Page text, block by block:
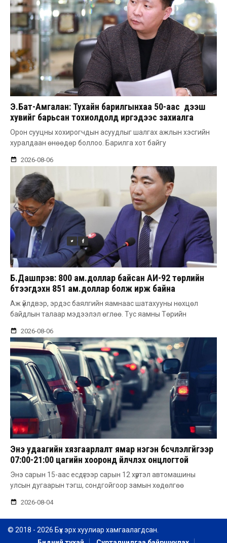
Э.Бат-Амгалан: Тухайн барилгынхаа 50-аас дээш
хувийг барьсан тохиолдолд иргэдээс захиалга
авдаг болгоно
Орон сууцны хохирогчдын асуудлыг шалгах ажлын хэсгийн
хуралдаан өнөөдөр боллоо. Барилга хот байгу
2026-08-06
Б.Дашпүрэв: 800 ам.доллар байсан АИ-92 төрлийн
бүтээгдэхүүн 851 ам.доллар болж ирж байна
Аж үйлдвэр, эрдэс баялгийн яамнаас шатахууны нөхцөл
байдлын талаар мэдээлэл өглөө. Тус яамны Төрийн
2026-08-06
Энэ удаагийн хязгаарлалт ямар нэгэн бүсчлэлгүйгээр
07:00-21:00 цагийн хооронд үйлчлэх онцлогтой
Энэ сарын 15-аас есдүгээр сарын 12 хүртэл автомашины
улсын дугаарын тэгш, сондгойгоор замын хөдөлгөө
2026-08-04
© 2018 - 2026 Бүх эрх хуулиар хамгаалагдсан.